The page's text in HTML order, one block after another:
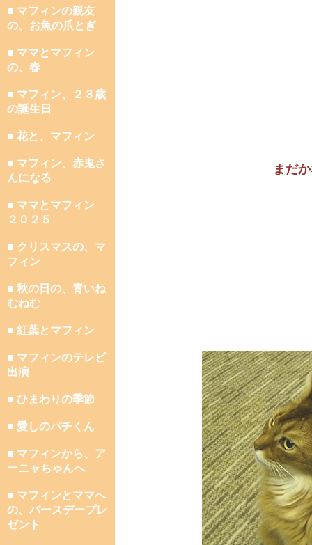
■ マフィンの親友
の、お魚の爪とぎ
■ ママとマフィン
の、春
■ マフィン、２３歳
の誕生日
■ 花と、マフィン
■ マフィン、赤鬼さ
んになる
■ ママとマフィン
２０２５
■ クリスマスの、マ
フィン
■ 秋の日の、青いね
むねむ
■ 紅葉とマフィン
■ マフィンのテレビ
出演
■ ひまわりの季節
■ 愛しのパチくん
■ マフィンから、ア
ーニャちゃんへ
■ マフィンとママへ
の、バースデープレ
ゼント
まだ